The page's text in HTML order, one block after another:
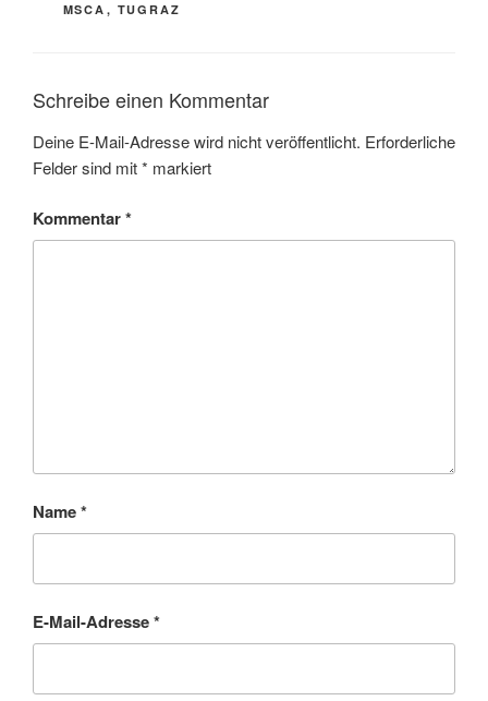
MSCA , TUGRAZ
Schreibe einen Kommentar
Deine E-Mail-Adresse wird nicht veröffentlicht. Erforderliche
Felder sind mit* markiert
Kommentar*
Name*
E-Mail-Adresse*